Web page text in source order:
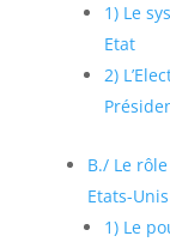
1) Le
Etat
2)
B./ Le
Etats-Unis
1) Le